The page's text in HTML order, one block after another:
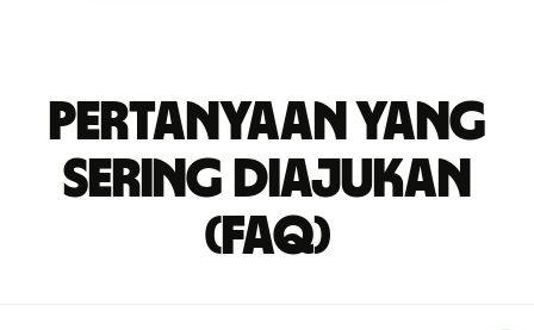
Pertanyaan yang
Sering Diajukan
(FAQ)